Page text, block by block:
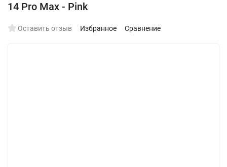
14 Pro Max - Pink
Оставить отзыв Избранное Сравнение